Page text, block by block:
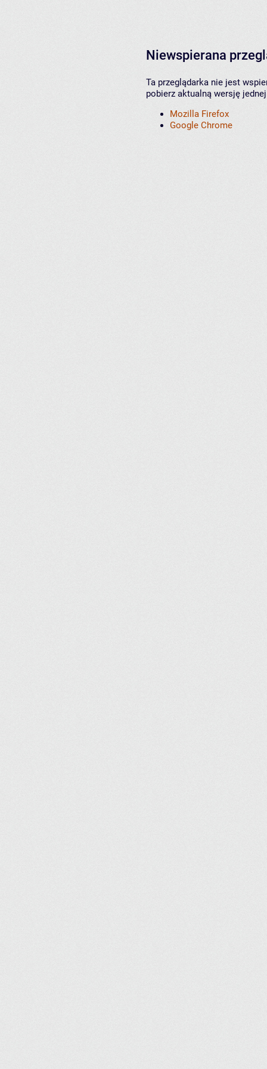
Niewspierana
Ta przeglądarka nie jest
pobierz aktualną wersję
Mozilla Firefox
Google Chrome